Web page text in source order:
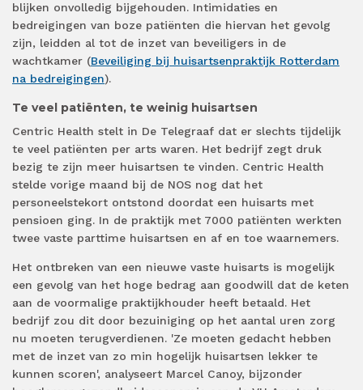
blijken onvolledig bijgehouden. Intimidaties en
bedreigingen van boze patiënten die hiervan het gevolg
zijn, leidden al tot de inzet van beveiligers in de
wachtkamer (Beveiliging bij huisartsenpraktijk Rotterdam
na bedreigingen).
Te veel patiënten, te weinig huisartsen
Centric Health stelt in De Telegraaf dat er slechts tijdelijk
te veel patiënten per arts waren. Het bedrijf zegt druk
bezig te zijn meer huisartsen te vinden. Centric Health
stelde vorige maand bij de NOS nog dat het
personeelstekort ontstond doordat een huisarts met
pensioen ging. In de praktijk met 7000 patiënten werkten
twee vaste parttime huisartsen en af en toe waarnemers.
Het ontbreken van een nieuwe vaste huisarts is mogelijk
een gevolg van het hoge bedrag aan goodwill dat de keten
aan de voormalige praktijkhouder heeft betaald. Het
bedrijf zou dit door bezuiniging op het aantal uren zorg
nu moeten terugverdienen. 'Ze moeten gedacht hebben
met de inzet van zo min hogelijk huisartsen lekker te
kunnen scoren', analyseert Marcel Canoy, bijzonder